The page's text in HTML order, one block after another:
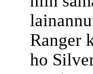
Ranger
ho